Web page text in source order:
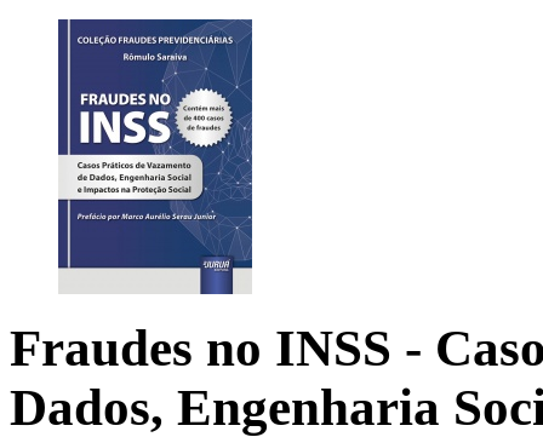
Fraudes no INSS -
Dados, Engenharia